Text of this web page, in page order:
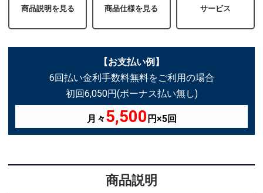
商品説明を見る 商品仕様を見る サービス
【お支払い例】
6回払い金利手数料無料をご利用の場合
初回6,050円(ボーナス払い無し)
月々5,500 円×5回
商品説明